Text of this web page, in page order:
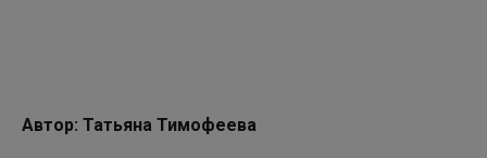
Автор: Татьяна Тимофеева